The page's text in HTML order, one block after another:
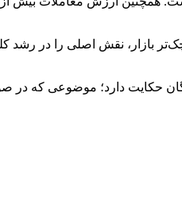
نقش اصلی را در رشد
حکایت دارد؛ موضوعی که در